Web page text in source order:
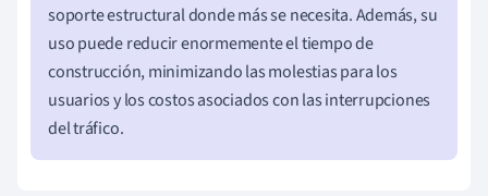
soporte estructural donde más se necesita. Además, su
uso puede reducir enormemente el tiempo de
construcción, minimizando las molestias para los
usuarios y los costos asociados con las interrupciones
del tráfico.